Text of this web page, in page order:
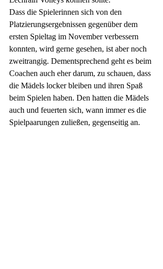
Dass die Spielerinnen sich von den
Platzierungsergebnissen gegenüber dem
ersten Spieltag im November verbessern
konnten, wird gerne gesehen, ist aber noch
zweitrangig. Dementsprechend geht es beim
Coachen auch eher darum, zu schauen, dass
die Mädels locker bleiben und ihren Spaß
beim Spielen haben. Den hatten die Mädels
auch und feuerten sich, wann immer es die
Spielpaarungen zuließen, gegenseitig an.